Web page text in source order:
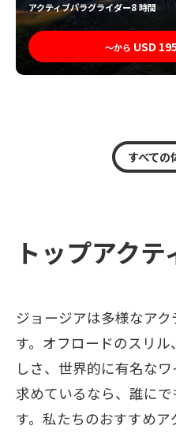
アクティブパラグライダー8 時間
〜から USD
すべての
トップアクテ
ジョージアは多様なア
す。オフロードのスリ
しさ、世界的に有名な
求めているなら、誰に
す。私たちのおすすめ